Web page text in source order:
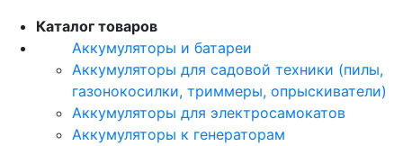
Каталог товаров
Аккумуляторы и батареи
Аккумуляторы для садовой техники (пилы,
газонокосилки, триммеры, опрыскиватели)
Аккумуляторы для электросамокатов
Аккумуляторы к генераторам